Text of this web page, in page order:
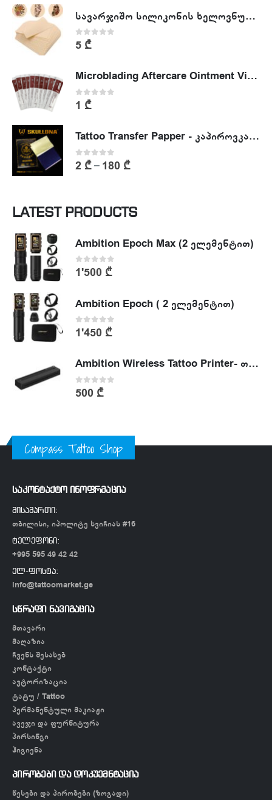
სავარჯიშო სილიკონის ხელოვნური კანი - Tattoo Practike skin
0out of 5
5 ₾
Microblading Aftercare Ointment Vitamin A&D
0 out of 5
1 ₾
Tattoo Transfer Papper - კაპიროვკა - ტატუს ესკიზის კოპირების ქაღალდი
0out of 5
2 ₾– 180 ₾
LATEST PRODUCTS
Ambition Epoch Max (2 ელემენტით)
0out of 5
1'500 ₾
Ambition Epoch ( 2 ელემენტით)
0out of 5
1'450 ₾
Ambition Wireless Tattoo Printer- თერმული პრინტერი
0out of 5
500 ₾
Compass Tattoo Shop
საკონტაქტო ინოფრმაცია
მისამართი:
თბილისი, იპოლიტე ხვიჩიას #16
ტელეფონი:
+995 595 49 42 42
ელ-ფოსტა:
info@tattoomarket.ge
სწრაფი ნავიგაცია
მთავარი
მაღაზია
ჩვენს შესახებ
კონტაქტი
ავტორიზაცია
ტატუ / Tattoo
პერმანენტული მაკიაჟი
ავეჯი და ფურნიტურა
პირსინგი
ჰიგიენა
პირობები და დოკუემნტაცია
წესები და პირობები (ზოგადი)